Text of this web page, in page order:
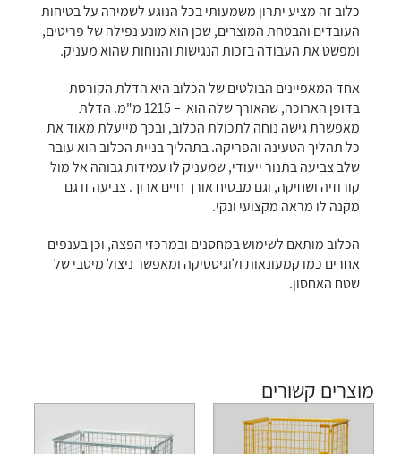
כלוב זה מציע יתרון משמעותי בכל הנוגע לשמירה על בטיחות
העובדים והבטחת המוצרים, שכן הוא מונע נפילה של פריטים,
ומפשט את העבודה בזכות הנגישות והנוחות שהוא מעניק.
אחד המאפיינים הבולטים של הכלוב היא הדלת הקורסת
בדופן הארוכה, שהאורך שלה הוא – 1215 מ"מ. הדלת
מאפשרת גישה נוחה לתכולת הכלוב, ובכך מייעלת מאוד את
כל תהליך הטעינה והפריקה. בתהליך בניית הכלוב הוא עובר
שלב צביעה בתנור ייעודי, שמעניק לו עמידות גבוהה אל מול
קורוזיה ושחיקה, וגם מבטיח אורך חיים ארוך. צביעה זו גם
מקנה לו מראה מקצועי ונקי.
הכלוב מותאם לשימוש במחסנים ובמרכזי הפצה, וכן בענפים
אחרים כמו קמעונאות ולוגיסטיקה ומאפשר ניצול מיטבי של
שטח האחסון.
מוצרים קשורים